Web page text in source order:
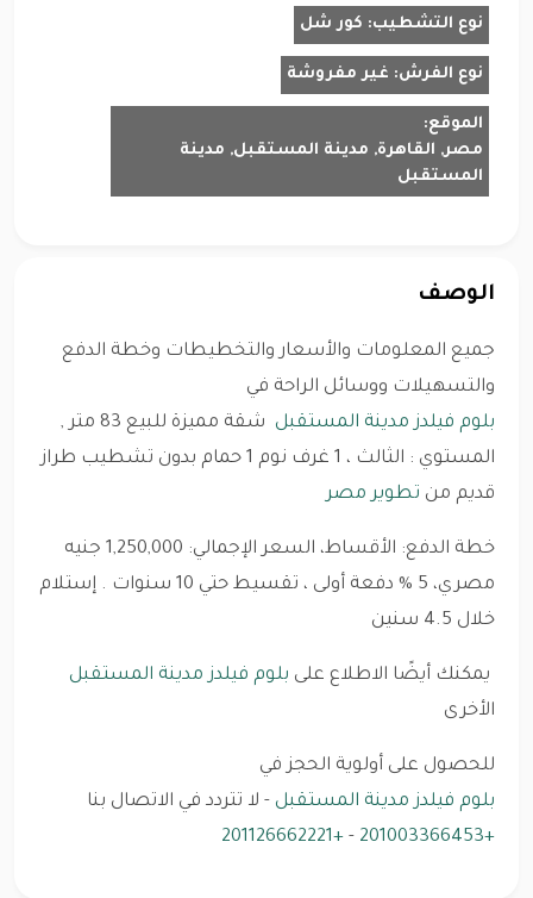
نوع التشطيب: كور شل
نوع الفرش: غير مفروشة
الموقع:
مصر, القاهرة, مدينة المستقبل, مدينة
المستقبل
الوصف
جميع المعلومات والأسعار والتخطيطات وخطة الدفع
والتسهيلات ووسائل الراحة في
بلوم فيلدز مدينة المستقبل
شقة مميزة للبيع 83 متر ,
المستوي : الثالث ، 1 غرف نوم 1 حمام بدون تشطيب طراز
قديم من تطوير مصر
خطة الدفع: الأقساط، السعر الإجمالي: 1,250,000 جنيه
مصري، 5 % دفعة أولى ، تقسيط حتي 10 سنوات . إستلام
خلال 4.5 سنين
يمكنك أيضًا الاطلاع على بلوم فيلدز مدينة المستقبل
الأخرى
للحصول على أولوية الحجز في
بلوم فيلدز مدينة المستقبل - لا تتردد في الاتصال بنا
+201003366453
-
+201126662221